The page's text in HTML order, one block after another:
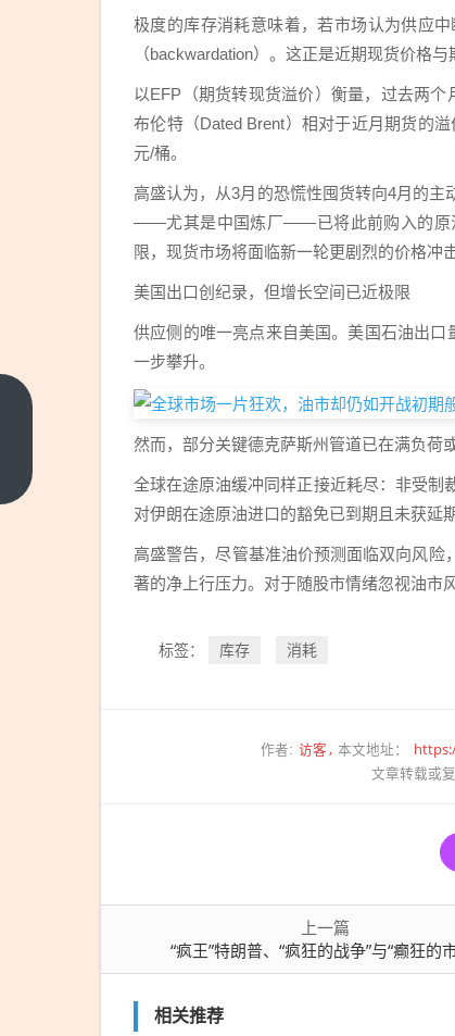
极度的库存消耗意味着，若市场认为供应
（backwardation）。这正是近期现货价格
以EFP（期货转现货溢价）衡量，过去两
布伦特（Dated Brent）相对于近月期货的
元/桶。
高盛认为，从3月的恐慌性囤货转向4月的
——尤其是中国炼厂——已将此前购入的原
限，现货市场将面临新一轮更剧烈的价格冲击
美国出口创纪录，但增长空间已近极限
供应侧的唯一亮点来自美国。美国石油出
一步攀升。
然而，部分关键德克萨斯州管道已在满负荷
全球在途原油缓冲同样正接近耗尽：非受制
对伊朗在途原油进口的豁免已到期且未获延期
高盛警告，尽管基准油价预测面临双向风险
著的净上行压力。对于随股市情绪忽视油市
标签： 库存 消耗
作者: 访客 本文地址：
文章转载或
上一篇
“疯王”特朗普、“疯狂的战争”与“癫狂的
相关推荐